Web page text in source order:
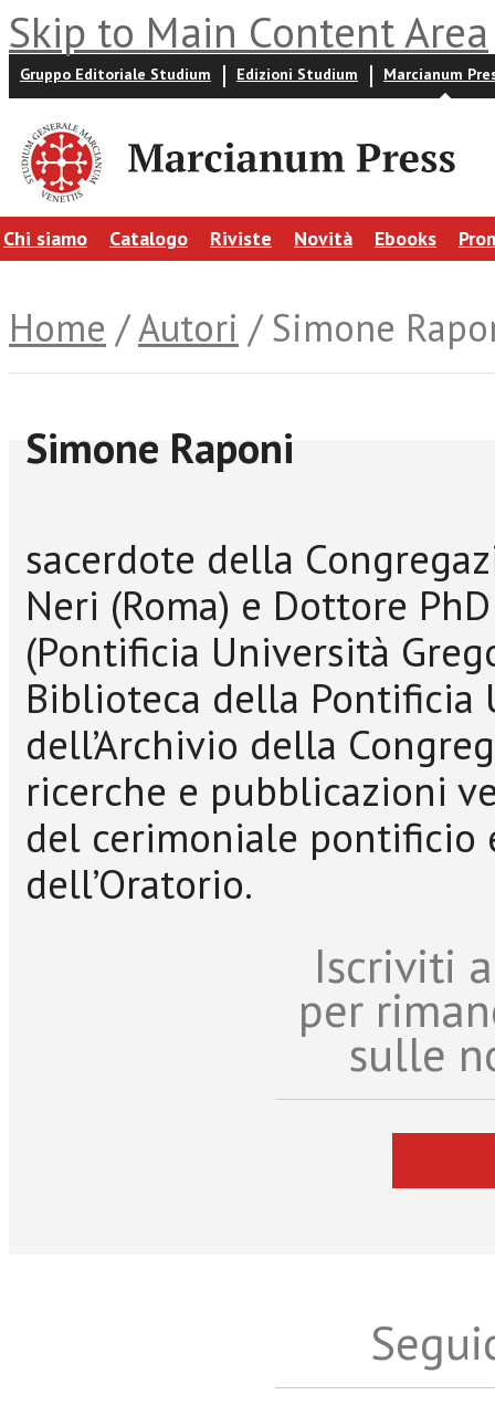
Skip to Main Content Area
Gruppo Editoriale Studium Edizioni Studium Marcianum
Chi siamo Catalogo Riviste Novità Ebooks
Home /Autori / Simone
Simone Raponi
sacerdote della
Neri (Roma) e Dottore
(Pontificia Università
Biblioteca della Pontificia
dell’Archivio della
ricerche e pubblicazioni
del cerimoniale pontificio
dell’Oratorio.
Iscriviti
per
sulle